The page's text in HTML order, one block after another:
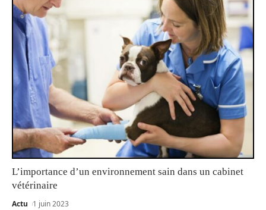
L’importance d’un environnement sain dans un cabinet
vétérinaire
Actu 1 juin 2023